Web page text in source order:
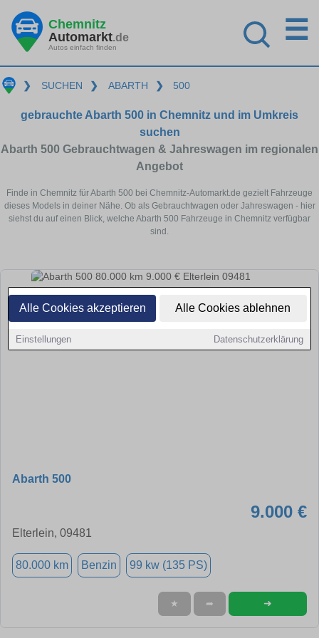
Alle Cookies akzeptieren Alle Cookies ablehnen
Einstellungen Datenschutzerklärung
Chemnitz
Automarkt.de
Autos einfach finden
☰
❯ SUCHEN ❯ ABARTH ❯ 500
gebrauchte Abarth 500 in Chemnitz und im Umkreis
suchen
Abarth 500 Gebrauchtwagen & Jahreswagen im regionalen
Angebot
Finde in Chemnitz für Abarth 500 bei Chemnitz-Automarkt.de gezielt Fahrzeuge
dieses Models in deiner Nähe. Ob als Gebrauchtwagen oder Jahreswagen - hier
siehst du auf einen Blick, welche Abarth 500 Fahrzeuge in Chemnitz verfügbar
sind.
Abarth 500
9.000 €
Elterlein, 09481
80.000 km Benzin 99 kw (135 PS)
★ ➦ ➜